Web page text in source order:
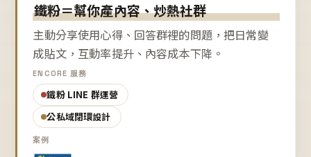
鐵粉＝幫你產內容、炒熱社群
主動分享使用心得、回答群裡的問題，把日常變
成貼文，互動率提升、內容成本下降。
ENCORE 服務
鐵粉 LINE 群運營
公私域閉環設計
案例